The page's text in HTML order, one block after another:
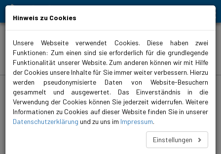
Produkte
biral.de > Produkte > Wasserversorgung > Druckerhöhungsanlagen > geregelt >
ComBo 3x HP-E
ComBo 3x HP-E 18-50-4/8
Druckerhöhungsanlagen mit drei mehrstufigen, vertikalen
Hinweis zu Cookies
Unsere Webseite verwendet Cookies. Diese haben zwei
Funktionen: Zum einen sind sie erforderlich für die grundlegende
Funktionalität unserer Website. Zum anderen können wir mit Hilfe
der Cookies unsere Inhalte für Sie immer weiter verbessern. Hierzu
werden pseudonymisierte Daten von Website-Besuchern
gesammelt und ausgewertet. Das Einverständnis in die
Verwendung der Cookies können Sie jederzeit widerrufen. Weitere
Informationen zu Cookies auf dieser Website finden Sie in unserer
Datenschutzerklärung und zu uns im Impressum.
Einstellungen